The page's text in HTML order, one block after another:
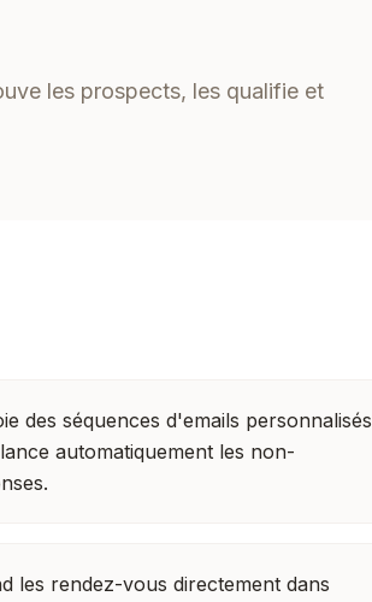
les prospects, les qualifie et
des séquences d'emails personnalisés
automatiquement les non-
les rendez-vous directement dans